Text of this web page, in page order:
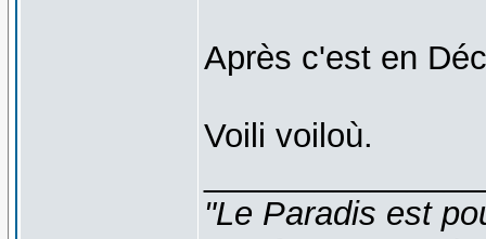
Après c'est en
Voili voiloù.
"Le Paradis est